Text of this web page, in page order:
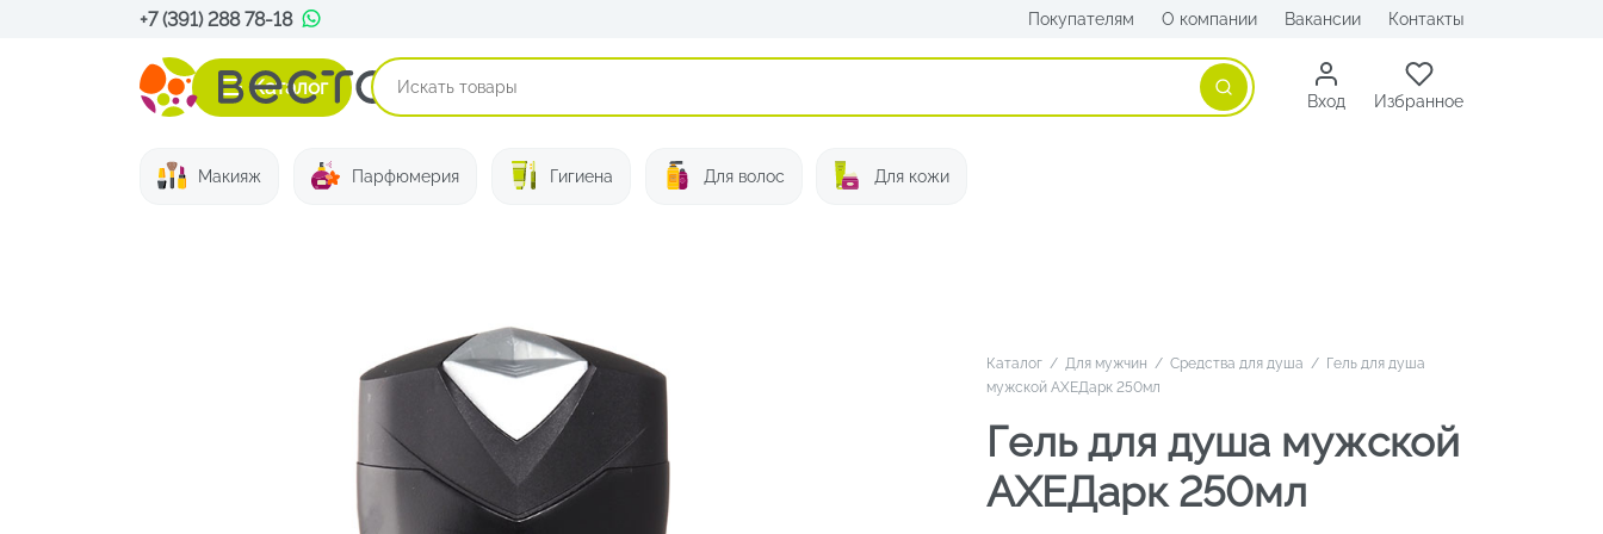
+7 (391) 288 78-18 Покупателям О компании Вакансии Контакты
Каталог
Поиск
Вход Избранное
Макияж Парфюмерия Гигиена Для волос Для кожи
Каталог / Для мужчин / Средства для душа / Гель для душа
мужской AXEДарк 250мл
Гель для душа мужской
AXEДарк 250мл